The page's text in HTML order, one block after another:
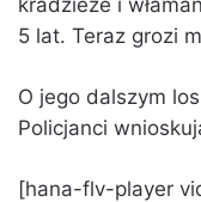
5 lat. Teraz grozi
O jego dalszym
Policjanci
[hana-flv-player